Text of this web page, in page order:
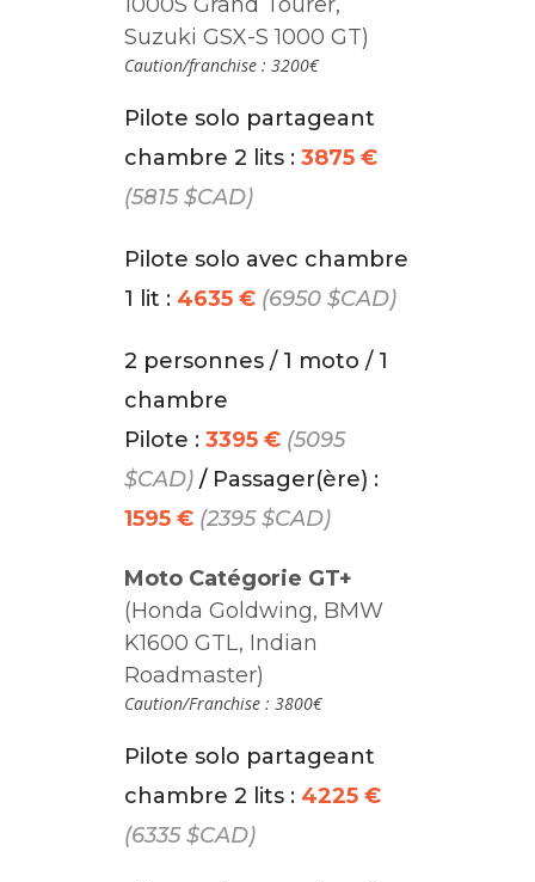
Suzuki GSX-S 1000 GT)
Caution/franchise : 3200€
Pilote solo partageant
chambre 2 lits : 3875 €
(5815 $CAD)
Pilote solo avec chambre
1 lit : 4635 € (6950 $CAD)
2 personnes / 1 moto / 1
chambre
Pilote : 3395 € (5095
$CAD) / Passager(ère) :
1595 € (2395 $CAD)
Moto Catégorie GT+
(Honda Goldwing, BMW
K1600 GTL, Indian
Roadmaster)
Caution/Franchise : 3800€
Pilote solo partageant
chambre 2 lits : 4225 €
(6335 $CAD)